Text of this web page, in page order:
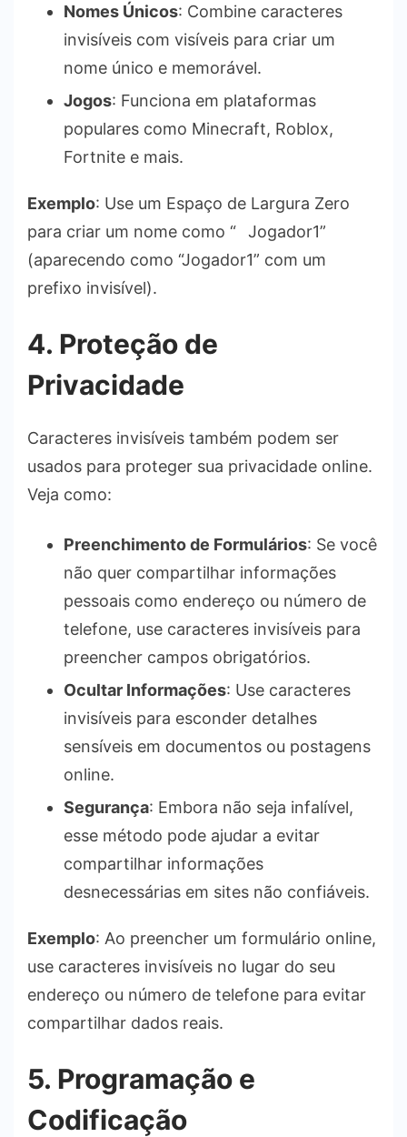
Nomes Únicos: Combine caracteres
invisíveis com visíveis para criar um
nome único e memorável.
Jogos: Funciona em plataformas
populares como Minecraft, Roblox,
Fortnite e mais.
Exemplo: Use um Espaço de Largura Zero
para criar um nome como “⠀Jogador1”
(aparecendo como “Jogador1” com um
prefixo invisível).
4. Proteção de
Privacidade
Caracteres invisíveis também podem ser
usados para proteger sua privacidade online.
Veja como:
Preenchimento de Formulários: Se você
não quer compartilhar informações
pessoais como endereço ou número de
telefone, use caracteres invisíveis para
preencher campos obrigatórios.
Ocultar Informações: Use caracteres
invisíveis para esconder detalhes
sensíveis em documentos ou postagens
online.
Segurança: Embora não seja infalível,
esse método pode ajudar a evitar
compartilhar informações
desnecessárias em sites não confiáveis.
Exemplo: Ao preencher um formulário online,
use caracteres invisíveis no lugar do seu
endereço ou número de telefone para evitar
compartilhar dados reais.
5. Programação e
Codificação